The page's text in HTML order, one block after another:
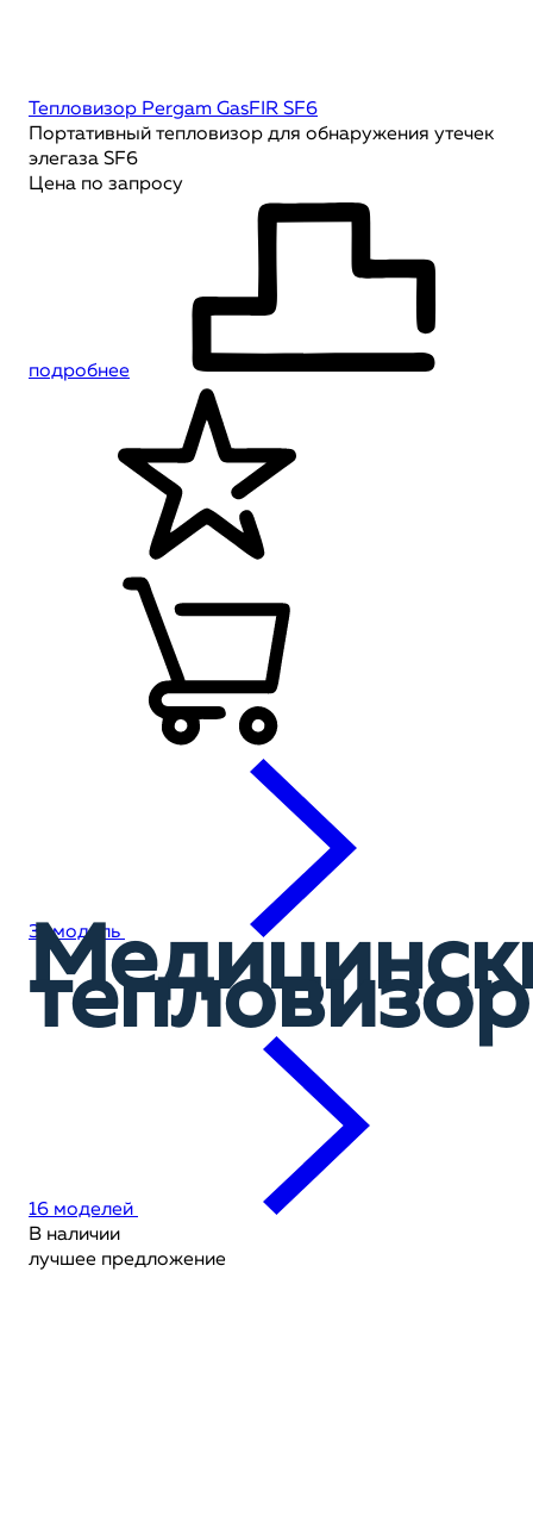
Тепловизор Pergam GasFIR SF6
Портативный тепловизор для обнаружения утечек
элегаза SF6
Цена по запросу
подробнее
31 модель
16 моделей
В наличии
лучшее предложение